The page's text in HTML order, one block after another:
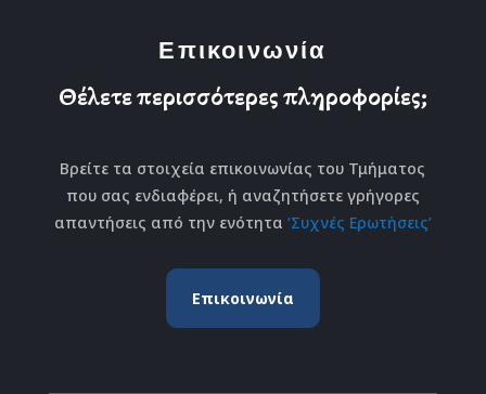
Επικοινωνία
Θέλετε περισσότερες πληροφορίες;
Βρείτε τα στοιχεία επικοινωνίας του Τμήματος
που σας ενδιαφέρει, ή αναζητήσετε γρήγορες
απαντήσεις από την ενότητα ‘Συχνές Ερωτήσεις’
Επικοινωνία